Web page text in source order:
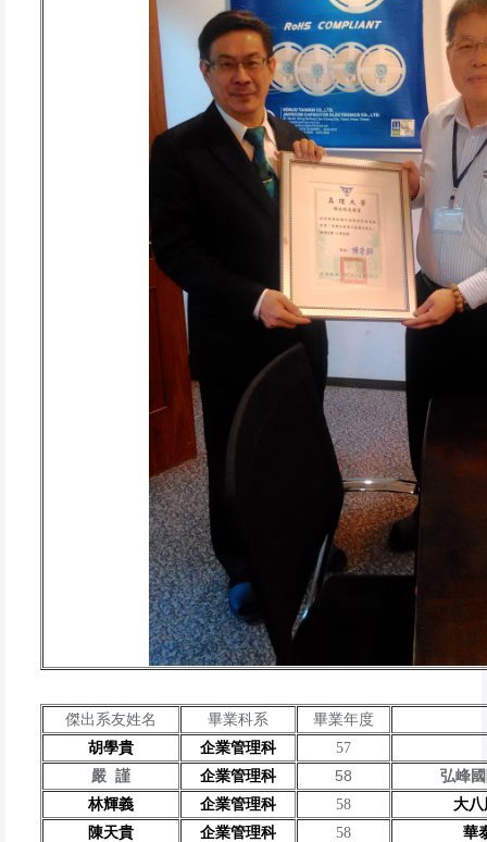
傑出系友姓名 畢業科系
畢業年度
胡學貴
企業管理科
57
嚴 謹
企業管理科 58
弘峰
林輝義
企業管理科 58
大
陳天貴
企業管理科 58
華